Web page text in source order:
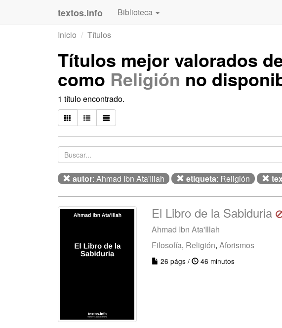
textos.info Biblioteca
Inicio
Títulos
Títulos mejor valorados
como Religión no
1 título encontrado.
autor: Ahmad Ibn Ata'Illah etiqueta: Religión
El Libro de la Sabiduria
Ahmad Ibn Ata'Illah
Filosofía, Religión, Aforismos
26 págs / 46 minutos